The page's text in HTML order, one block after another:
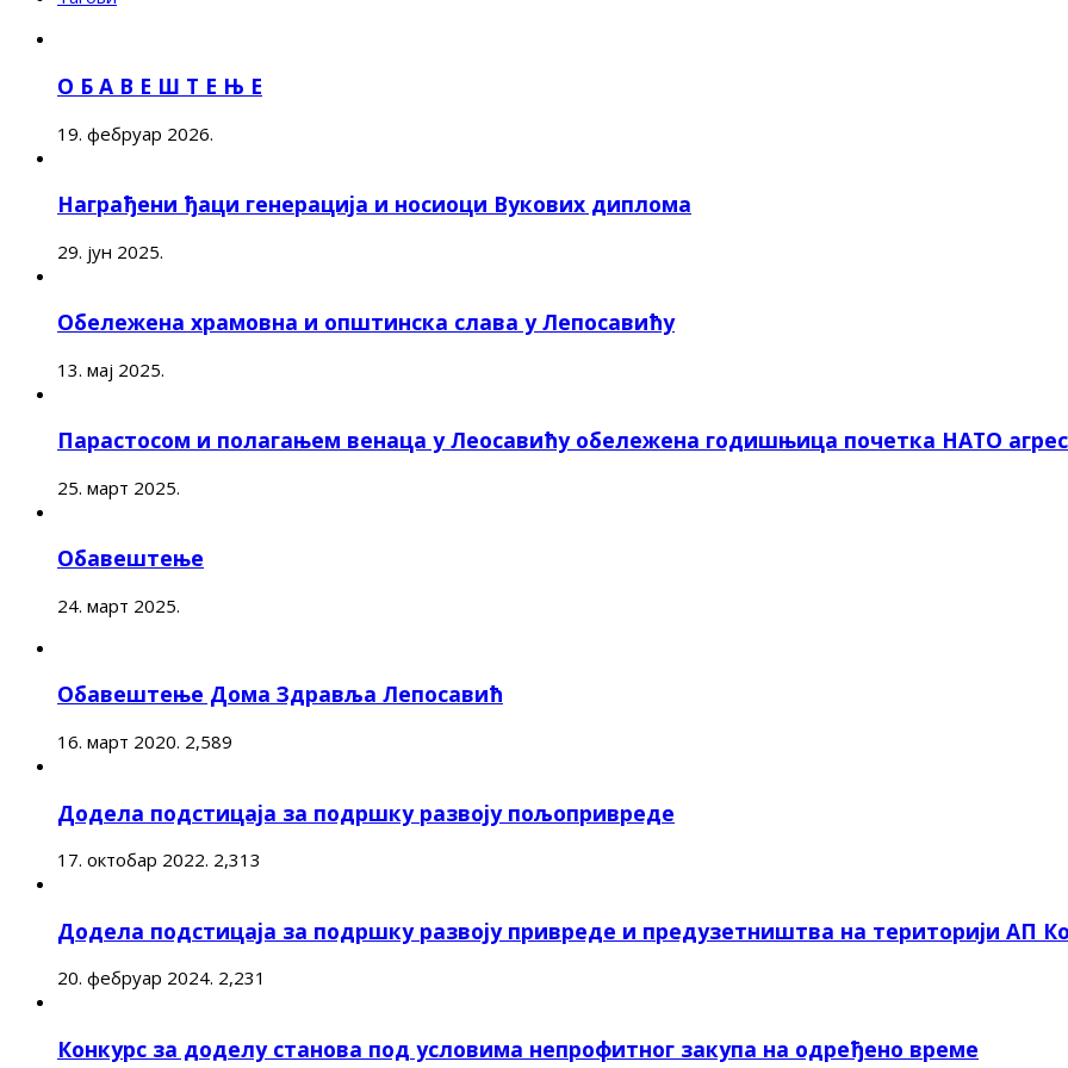
О Б А В Е Ш Т Е Њ Е
19. фебруар 2026.
Награђени ђаци генерација и носиоци Вукових диплома
29. јун 2025.
Обележена храмовна и општинска слава у Лепосавићу
13. мај 2025.
Парастосом и полагањем венаца у Леосавићу обележена годишњица почетка НАТО
25. март 2025.
Обавештење
24. март 2025.
Обавештење Дома Здравља Лепосавић
16. март 2020. 2,589
Додела подстицаја за подршку развоју пољопривреде
17. октобар 2022. 2,313
Додела подстицаја за подршку развоју привреде и предузетништва на територији АП
20. фебруар 2024. 2,231
Конкурс за доделу станова под условима непрофитног закупа на одређено време